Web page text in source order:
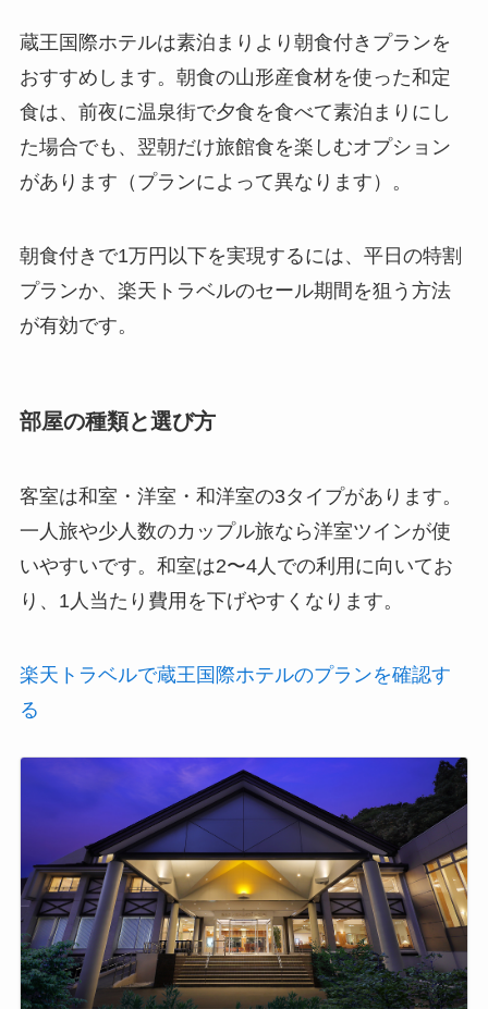
蔵王国際ホテルは素泊まりより朝食付きプランを
おすすめします。朝食の山形産食材を使った和定
食は、前夜に温泉街で夕食を食べて素泊まりにし
た場合でも、翌朝だけ旅館食を楽しむオプション
があります（プランによって異なります）。
朝食付きで1万円以下を実現するには、平日の特割
プランか、楽天トラベルのセール期間を狙う方法
が有効です。
部屋の種類と選び方
客室は和室・洋室・和洋室の3タイプがあります。
一人旅や少人数のカップル旅なら洋室ツインが使
いやすいです。和室は2〜4人での利用に向いてお
り、1人当たり費用を下げやすくなります。
楽天トラベルで蔵王国際ホテルのプランを確認す
る